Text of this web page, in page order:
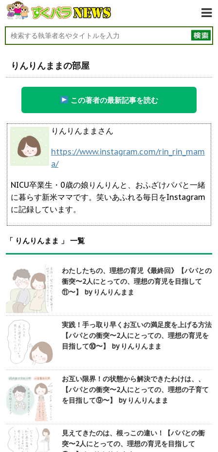
りんりんままの部屋
この著者の最新記事を読む
りんりんままさん
https://www.instagram.com/rin_rin_mam
a/
NICU卒業生・0歳の娘りんりんと、おふざけパパと一緒
に暮らす新米ママです。笑いあふれる毎日をInstagram
に記録しています。
「 りんりんまま 」 一覧
わたしたちの、理想の育児《最終回》【パパとの
衝突〜2人にとっての、理想の育児を目指して
⑪〜】 by りんりんまま
実践！手っ取り早くお互いの満足度を上げる方法
【パパとの衝突〜2人にとっての、理想の育児を
目指して⑩〜】 by りんりんまま
お互い限界！の状態から解決できたわけは、、
【パパとの衝突〜2人にとっての、理想の子育て
を目指して⑨〜】 by りんりんまま
見えてきたのは、根っこの違い！【パパとの衝
突〜2人にとっての、理想の育児を目指して